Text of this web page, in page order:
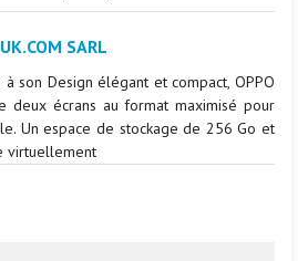
SARL
à son Design élégant et compact, OPPO
deux écrans au format maximisé pour
Un espace de stockage de 256 Go et
virtuellement